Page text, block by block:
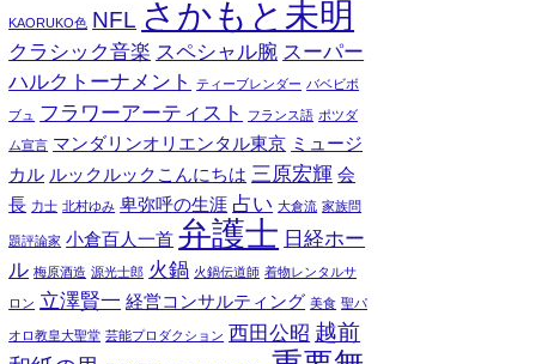
KAORUKO色 NFL さかもと未明
クラシック音楽 スペシャル腕 スーパー
ハルクトーナメント
ティーブレンダー バベビボ
ブュ フラワーアーティスト フランス語 ポツダ
ム宣言 マンダリンオリエンタル東京 ミュージ
カル ルックルックこんにちは 三原宏輝 会
長 力士 北村ゆみ 卑弥呼の生涯 占い 大倉流 家族問
題評論家 小倉百人一首 弁護士 日経ホー
ル 梅原酒造 源光士郎 火鍋 火鍋伝道師 着物レンタルサ
ロン 立澤賢一 経営コンサルティング 美食 聖パ
オロ教皇大聖堂 芸能プロダクション 西田公昭 越前